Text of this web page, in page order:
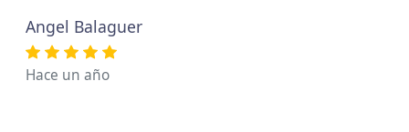
Angel Balaguer
Hace un año